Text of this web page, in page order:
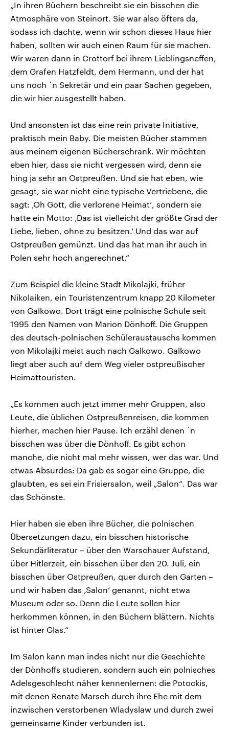
„In ihren Büchern beschreibt sie ein bisschen die
Atmosphäre von Steinort. Sie war also öfters da,
sodass ich dachte, wenn wir schon dieses Haus hier
haben, sollten wir auch einen Raum für sie machen.
Wir waren dann in Crottorf bei ihrem Lieblingsneffen,
dem Grafen Hatzfeldt, dem Hermann, und der hat
uns noch ´n Sekretär und ein paar Sachen gegeben,
die wir hier ausgestellt haben.
Und ansonsten ist das eine rein private Initiative,
praktisch mein Baby. Die meisten Bücher stammen
aus meinem eigenen Bücherschrank. Wir möchten
eben hier, dass sie nicht vergessen wird, denn sie
hing ja sehr an Ostpreußen. Und sie hat eben, wie
gesagt, sie war nicht eine typische Vertriebene, die
sagt: ‚Oh Gott, die verlorene Heimat‘, sondern sie
hatte ein Motto: ‚Das ist vielleicht der größte Grad der
Liebe, lieben, ohne zu besitzen.‘ Und das war auf
Ostpreußen gemünzt. Und das hat man ihr auch in
Polen sehr hoch angerechnet.“
Zum Beispiel die kleine Stadt Mikolajki, früher
Nikolaiken, ein Touristenzentrum knapp 20 Kilometer
von Galkowo. Dort trägt eine polnische Schule seit
1995 den Namen von Marion Dönhoff. Die Gruppen
des deutsch-polnischen Schüleraustauschs kommen
von Mikolajki meist auch nach Galkowo. Galkowo
liegt aber auch auf dem Weg vieler ostpreußischer
Heimattouristen.
„Es kommen auch jetzt immer mehr Gruppen, also
Leute, die üblichen Ostpreußenreisen, die kommen
hierher, machen hier Pause. Ich erzähl denen ´n
bisschen was über die Dönhoff. Es gibt schon
manche, die nicht mal mehr wissen, wer das war. Und
etwas Absurdes: Da gab es sogar eine Gruppe, die
glaubten, es sei ein Frisiersalon, weil „Salon“. Das war
das Schönste.
Hier haben sie eben ihre Bücher, die polnischen
Übersetzungen dazu, ein bisschen historische
Sekundärliteratur – über den Warschauer Aufstand,
über Hitlerzeit, ein bisschen über den 20. Juli, ein
bisschen über Ostpreußen, quer durch den Garten –
und wir haben das ‚Salon‘ genannt, nicht etwa
Museum oder so. Denn die Leute sollen hier
herkommen können, in den Büchern blättern. Nichts
ist hinter Glas.“
Im Salon kann man indes nicht nur die Geschichte
der Dönhoffs studieren, sondern auch ein polnisches
Adelsgeschlecht näher kennenlernen: die Potockis,
mit denen Renate Marsch durch ihre Ehe mit dem
inzwischen verstorbenen Wladyslaw und durch zwei
gemeinsame Kinder verbunden ist.